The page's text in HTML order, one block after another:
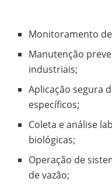
Monitoramento
Manutenção
industriais;
Aplicação segura
específicos;
Coleta e análise
biológicas;
Operação de
de vazão;